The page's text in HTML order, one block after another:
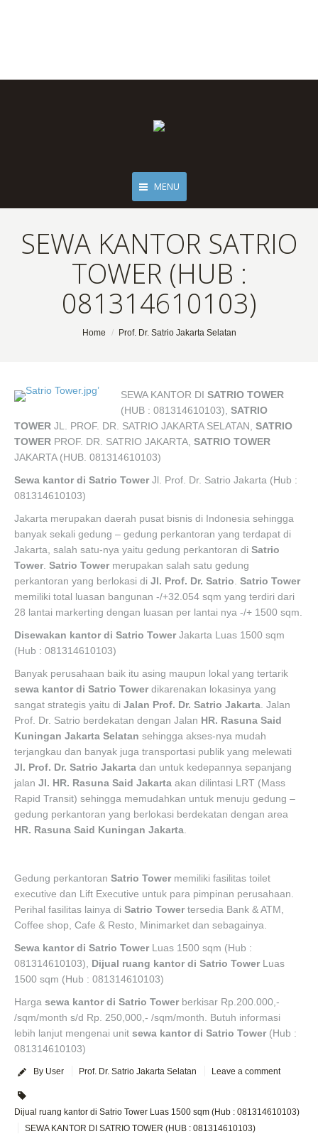
MENU
SEWA KANTOR SATRIO
TOWER (HUB :
081314610103)
Home Prof. Dr. Satrio Jakarta Selatan
SEWA KANTOR DI SATRIO TOWER
(HUB : 081314610103), SATRIO
TOWER JL. PROF. DR. SATRIO JAKARTA SELATAN, SATRIO
TOWER PROF. DR. SATRIO JAKARTA, SATRIO TOWER
JAKARTA (HUB. 081314610103)
Sewa kantor di Satrio TowerJl. Prof. Dr. Satrio Jakarta (Hub :
081314610103)
Jakarta merupakan daerah pusat bisnis di Indonesia sehingga
banyak sekali gedung – gedung perkantoran yang terdapat di
Jakarta, salah satu-nya yaitu gedung perkantoran di Satrio
Tower. Satrio Towermerupakan salah satu gedung
perkantoran yang berlokasi di Jl. Prof. Dr. Satrio Satrio Tower
memiliki total luasan bangunan -/+32.054 sqm yang terdiri dari
28 lantai markerting dengan luasan per lantai nya -/+ 1500 sqm.
Disewakan kantor di Satrio TowerJakarta Luas 1500 sqm
(Hub : 081314610103)
Banyak perusahaan baik itu asing maupun lokal yang tertarik
sewa kantor di Satrio Towerdikarenakan lokasinya yang
sangat strategis yaitu di Jalan Prof. Dr. Satrio Jakarta . Jalan
Prof. Dr. Satrio berdekatan dengan Jalan HR. Rasuna Said
Kuningan Jakarta Selatan sehingga akses-nya mudah
terjangkau dan banyak juga transportasi publik yang melewati
Jl. Prof. Dr. Satrio Jakarta dan untuk kedepannya sepanjang
jalan Jl. HR. Rasuna Said Jakarta akan dilintasi LRT (Mass
Rapid Transit) sehingga memudahkan untuk menuju gedung –
gedung perkantoran yang berlokasi berdekatan dengan area
HR. Rasuna Said Kuningan Jakarta
Gedung perkantoran Satrio Towermemiliki fasilitas toilet
executive dan Lift Executive untuk para pimpinan perusahaan.
Perihal fasilitas lainya di Satrio Towertersedia Bank & ATM,
Coffee shop, Cafe & Resto, Minimarket dan sebagainya.
Sewa kantor di Satrio TowerLuas 1500 sqm (Hub :
081314610103), Dijual ruang kantor di Satrio TowerLuas
1500 sqm (Hub : 081314610103)
Harga sewa kantor di Satrio Towerberkisar Rp.200.000,-
/sqm/month s/d Rp. 250,000,- /sqm/month. Butuh informasi
lebih lanjut mengenai unit sewa kantor di Satrio Tower (Hub :
081314610103)
By User Prof. Dr. Satrio Jakarta Selatan Leave a comment
Dijual ruang kantor di Satrio Tower Luas 1500 sqm (Hub : 081314610103)
SEWA KANTOR DI SATRIO TOWER (HUB : 081314610103)